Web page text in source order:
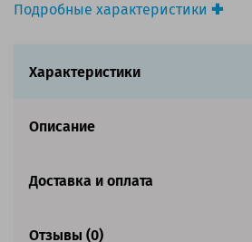
Подробные характеристики
Вид товара:Картридж струйный
Ресурс:3 400 страниц формата А4
Страна:Япония
Характеристики
Описание
Доставка и оплата
Отзывы (0)